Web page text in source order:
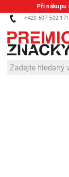
Při nákupu
+420 607 502 171